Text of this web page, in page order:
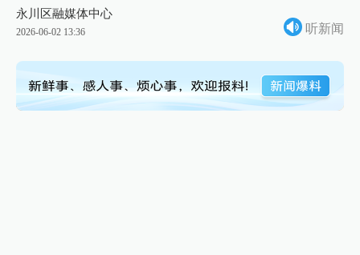
永川区融媒体中心
2026-06-02 13:36 听新闻